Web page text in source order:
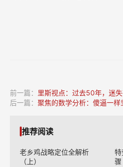
前一篇： 里斯视点：过去50年，迷
后一篇： 聚焦的数学分析：傻逼一
推荐阅读
老乡鸡战略定位全解析
（上）
特
骤